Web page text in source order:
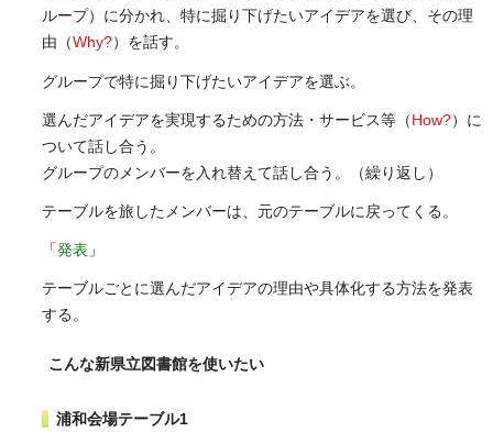
ループ）に分かれ、特に掘り下げたいアイデアを選び、その理
由（Why?）を話す。
グループで特に掘り下げたいアイデアを選ぶ。
選んだアイデアを実現するための方法・サービス等（How?）に
ついて話し合う。
グループのメンバーを入れ替えて話し合う。（繰り返し）
テーブルを旅したメンバーは、元のテーブルに戻ってくる。
「発表 」
テーブルごとに選んだアイデアの理由や具体化する方法を発表
する。
こんな新県立図書館を使いたい
浦和会場テーブル1